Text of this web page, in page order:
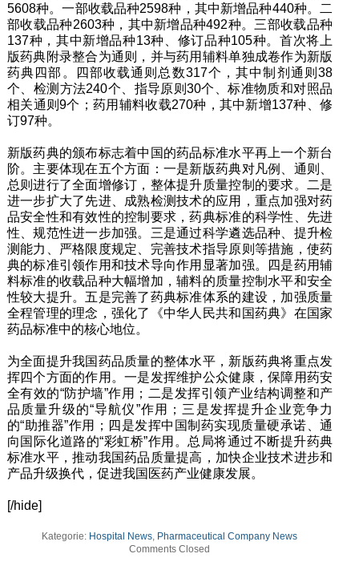
5608种。一部收载品种2598种，其中新增品种440种。二
部收载品种2603种，其中新增品种492种。三部收载品种
137种，其中新增品种13种、修订品种105种。首次将上
版药典附录整合为通则，并与药用辅料单独成卷作为新版
药典四部。四部收载通则总数317个，其中制剂通则38
个、检测方法240个、指导原则30个、标准物质和对照品
相关通则9个；药用辅料收载270种，其中新增137种、修
订97种。
新版药典的颁布标志着中国的药品标准水平再上一个新台
阶。主要体现在五个方面：一是新版药典对凡例、通则、
总则进行了全面增修订，整体提升质量控制的要求。二是
进一步扩大了先进、成熟检测技术的应用，重点加强对药
品安全性和有效性的控制要求，药典标准的科学性、先进
性、规范性进一步加强。三是通过科学遴选品种、提升检
测能力、严格限度规定、完善技术指导原则等措施，使药
典的标准引领作用和技术导向作用显著加强。四是药用辅
料标准的收载品种大幅增加，辅料的质量控制水平和安全
性较大提升。五是完善了药典标准体系的建设，加强质量
全程管理的理念，强化了《中华人民共和国药典》在国家
药品标准中的核心地位。
为全面提升我国药品质量的整体水平，新版药典将重点发
挥四个方面的作用。一是发挥维护公众健康，保障用药安
全有效的“防护墙”作用；二是发挥引领产业结构调整和产
品质量升级的“导航仪”作用；三是发挥提升企业竞争力
的“助推器”作用；四是发挥中国制药实现质量硬承诺、通
向国际化道路的“彩虹桥”作用。总局将通过不断提升药典
标准水平，推动我国药品质量提高，加快企业技术进步和
产品升级换代，促进我国医药产业健康发展。
[/hide]
Kategorie: Hospital News, Pharmaceutical Company News
Comments Closed